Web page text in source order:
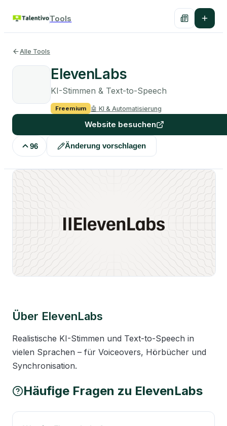
Tools
Alle Tools
ElevenLabs
KI-Stimmen & Text-to-Speech
Freemium 🤖 KI & Automatisierung
Website besuchen
96 Änderung vorschlagen
Über ElevenLabs
Realistische KI-Stimmen und Text-to-Speech in
vielen Sprachen – für Voiceovers, Hörbücher und
Synchronisation.
Häufige Fragen zu ElevenLabs